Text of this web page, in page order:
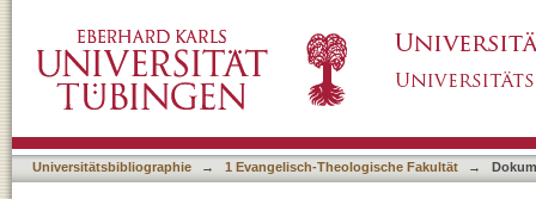
+ II)
Universitätsbibliographie → 1 Evangelisch-Theologische Fakultät →